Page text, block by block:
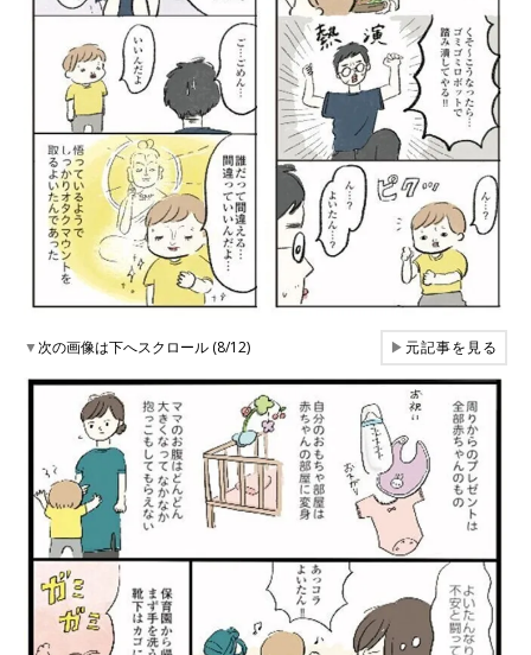
▼次の画像は下へスクロール (8/12) ▶元記事を見る